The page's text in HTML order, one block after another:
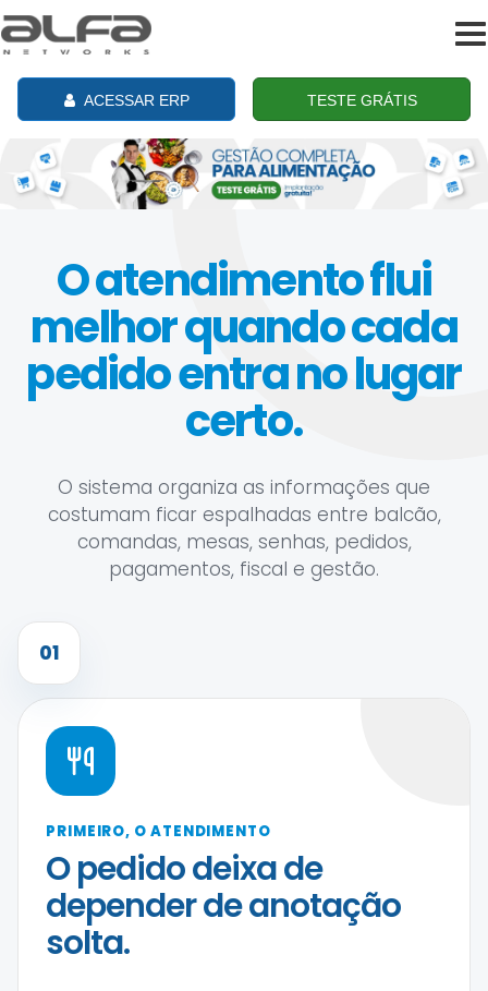
ACESSAR ERP TESTE GRÁTIS
O atendimento flui
melhor quando cada
pedido entra no lugar
certo.
O sistema organiza as informações que
costumam ficar espalhadas entre balcão,
comandas, mesas, senhas, pedidos,
pagamentos, fiscal e gestão.
01
PRIMEIRO, O ATENDIMENTO
O pedido deixa de
depender de anotação
solta.